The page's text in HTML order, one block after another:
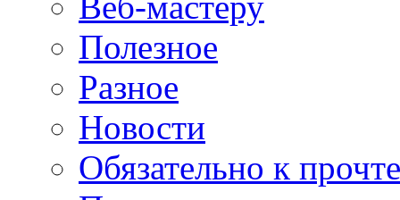
Полезное
Разное
Новости
Обязательно к